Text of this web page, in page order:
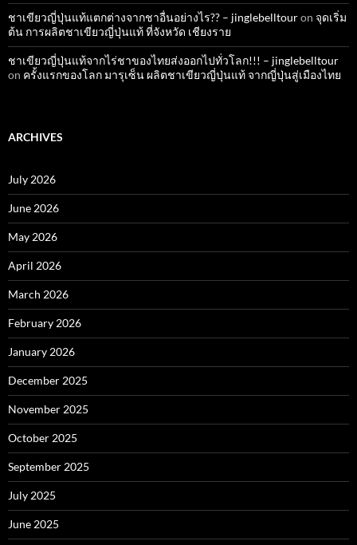
ชาเขียวญี่ปุ่นแท้แตกต่างจากชาอื่นอย่างไร?? – jinglebelltouron จุดเริ่ม
ต้น การผลิตชาเขียวญี่ปุ่นแท้ ที่จังหวัด เชียงราย
ชาเขียวญี่ปุ่นแท้จากไร่ชาของไทยส่งออกไปทั่วโลก!!! – jinglebelltour
on ครั้งแรกของโลก มารุเซ็น ผลิตชาเขียวญี่ปุ่นแท้ จากญี่ปุ่นสู่เมืองไทย
ARCHIVES
July 2026
June 2026
May 2026
April 2026
March 2026
February 2026
January 2026
December 2025
November 2025
October 2025
September 2025
July 2025
June 2025